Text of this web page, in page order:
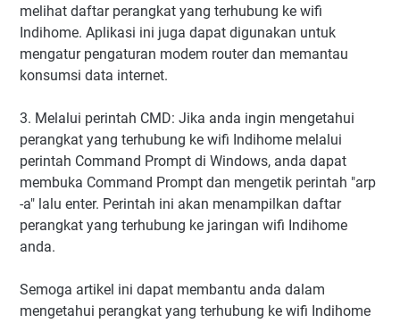
melihat daftar perangkat yang terhubung ke wifi
Indihome. Aplikasi ini juga dapat digunakan untuk
mengatur pengaturan modem router dan memantau
konsumsi data internet.
3. Melalui perintah CMD: Jika anda ingin mengetahui
perangkat yang terhubung ke wifi Indihome melalui
perintah Command Prompt di Windows, anda dapat
membuka Command Prompt dan mengetik perintah "arp
-a" lalu enter. Perintah ini akan menampilkan daftar
perangkat yang terhubung ke jaringan wifi Indihome
anda.
Semoga artikel ini dapat membantu anda dalam
mengetahui perangkat yang terhubung ke wifi Indihome